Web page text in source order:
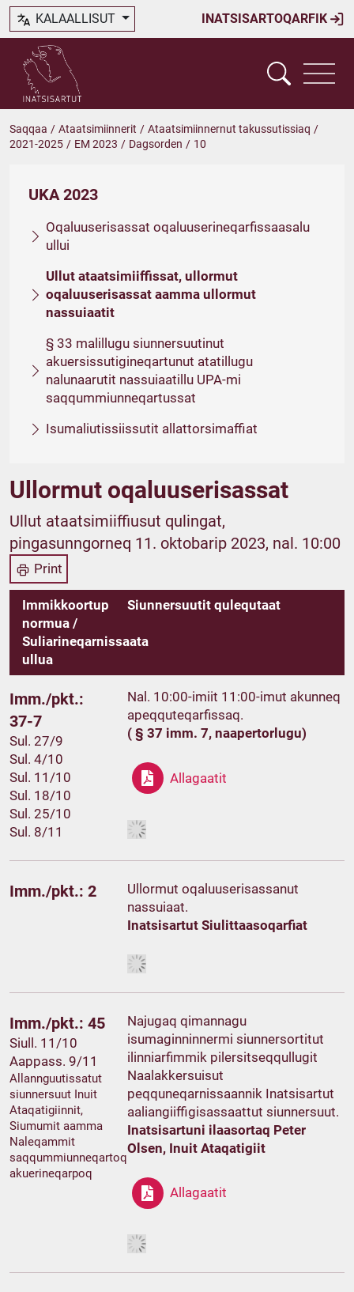
INATSISARTOQARFIK
KALAALLISUT
Saqqaa / Ataatsimiinnerit / Ataatsimiinnernut takussutissiaq /
2021-2025 / EM 2023 / Dagsorden / 10
UKA 2023
Oqaluuserisassat oqaluuserineqarfissaasalu
ullui
Ullut ataatsimiiffissat, ullormut
oqaluuserisassat aamma ullormut
nassuiaatit
§ 33 malillugu siunnersuutinut
akuersissutigineqartunut atatillugu
nalunaarutit nassuiaatillu UPA-mi
saqqummiunneqartussat
Isumaliutissiissutit allattorsimaffiat
Ullormut oqaluuserisassat
Ullut ataatsimiiffiusut qulingat,
pingasunngorneq 11. oktobarip 2023, nal. 10:00
Print
Immikkoortup
normua /
Suliarineqarnissaata
ullua
Siunnersuutit qulequtaat
Imm./pkt.:
37-7
Sul. 27/9
Sul. 4/10
Sul. 11/10
Sul. 18/10
Sul. 25/10
Sul. 8/11
Nal. 10:00-imiit 11:00-imut akunneq
apeqquteqarfissaq.
( § 37 imm. 7, naapertorlugu)
Allagaatit
Imm./pkt.: 2
Ullormut oqaluuserisassanut
nassuiaat.
Inatsisartut Siulittaasoqarfiat
Imm./pkt.: 45
Siull. 11/10
Aappass. 9/11
Allannguutissatut
siunnersuut Inuit
Ataqatigiinnit,
Siumumit aamma
Naleqammit
saqqummiunneqartoq
akuerineqarpoq
Najugaq qimannagu
isumaginninnermi siunnersortitut
ilinniarfimmik pilersitseqqullugit
Naalakkersuisut
peqquneqarnissaannik Inatsisartut
aaliangiiffigisassaattut siunnersuut.
Inatsisartuni ilaasortaq Peter
Olsen, Inuit Ataqatigiit
Allagaatit